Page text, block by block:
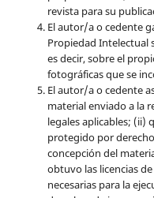
revista para su
El autor/a o cedente
Propiedad Intelectual
es decir, sobre el
fotográficas que se
El autor/a o cedente
material enviado a la
legales aplicables; (ii)
protegido por
concepción del
obtuvo las licencias
necesarias para la